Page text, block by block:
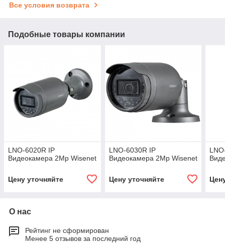
Все условия возврата
Подобные товары компании
LNO-6020R IP
Видеокамера 2Mp Wisenet
Цену уточняйте
LNO-6030R IP
Видеокамера 2Mp Wisenet
Цену уточняйте
О нас
Рейтинг не сформирован
Менее 5 отзывов за последний год